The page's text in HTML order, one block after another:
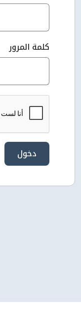
كلمة المرور
دخول